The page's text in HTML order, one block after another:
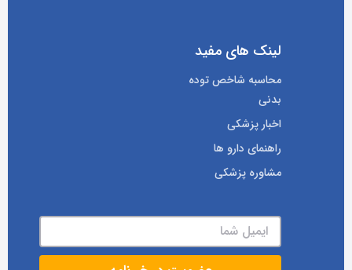
لینک های مفید
محاسبه شاخص توده
بدنی
اخبار پزشکی
راهنمای دارو ها
مشاوره پزشکی